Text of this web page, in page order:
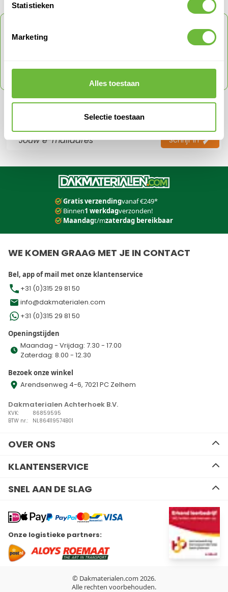
Statistieken
Marketing
Alles toestaan
Selectie toestaan
OP JE VOLGENDE
een code voor 5% korting op je volgende order
SCHRIJF JE IN VOOR ONZE NIEUWSBRIEF
Mis nooit meer een actie en ontvang direct een kortingscode.
E-mail adres
Schrijf in
Gratis verzendingvanaf €249*
Binnen1 werkdagverzonden!
Maandagt/mzaterdag bereikbaar
WE KOMEN GRAAG MET JE IN CONTACT
Bel, app of mail met onze klantenservice
+31 (0)315 29 81 50
info@dakmaterialen.com
+31 (0)315 29 81 50
Openingstijden
Maandag - Vrijdag: 7.30 - 17.00
Zaterdag: 8.00 - 12.30
Bezoek onze winkel
Arendsenweg 4-6, 7021 PC Zelhem
Dakmaterialen Achterhoek B.V.
KVK:
86859595
BTW nr.:
NL864119574B01
OVER ONS
Ons team
Advies
Disclaimer
LinkedinFacebookYoutubeInstagram
KLANTENSERVICE
Zakelijk bestellen
Verzenden en retourneren
Betalen
SNEL AAN DE SLAG
Resitrix dakbedekking
Hertalan dakbedekking
Bitumen dakbedekking
Kunststof dakbedekking
Plat dak Isolatie
Gereedschap
Onze logistieke partners:
© Dakmaterialen.com 2026.
Alle rechten voorbehouden.